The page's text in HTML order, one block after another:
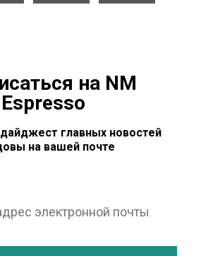
на NM
Espresso
главных новостей
на вашей почте